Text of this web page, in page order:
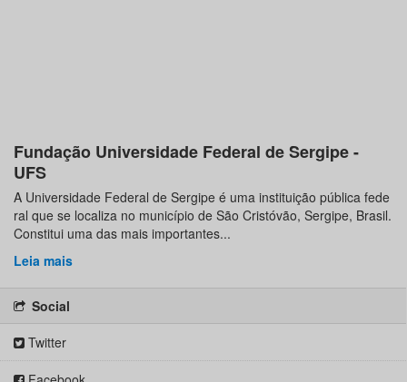
Fundação Universidade Federal de Sergipe -
UFS
A Universidade Federal de Sergipe é uma instituição pública fede
ral que se localiza no município de São Cristóvão, Sergipe, Brasil.
Constitui uma das mais importantes...
Leia mais
Social
Twitter